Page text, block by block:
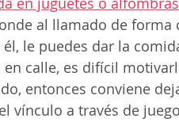
al llamado de
le puedes dar la
calle, es difícil
entonces conviene
vínculo a través de